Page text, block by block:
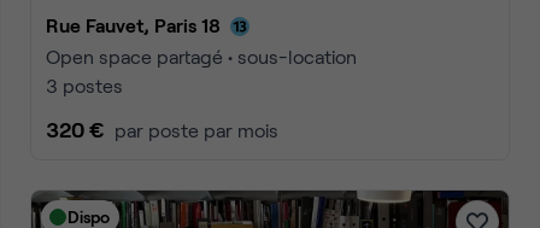
Rue Fauvet, Paris 18
Open space partagé • sous-location
3 postes
320 € par poste par mois
Dispo